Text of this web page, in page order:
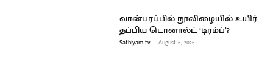
வான்பரப்பில் நூலிழையில் உயிர்
தப்பிய டொனால்ட் ‘டிரம்ப்’?
Sathiyam tv - August 6, 2026